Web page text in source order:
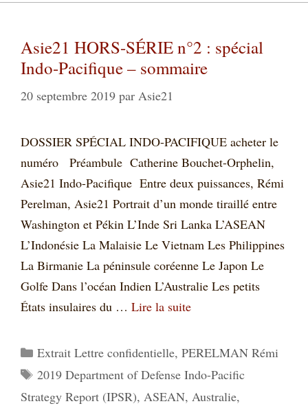
Asie21 HORS-SÉRIE n°2 : spécial
Indo-Pacifique – sommaire
20 septembre 2019 par Asie21
DOSSIER SPÉCIAL INDO-PACIFIQUE acheter le
numéro Préambule Catherine Bouchet-Orphelin,
Asie21 Indo-Pacifique Entre deux puissances, Rémi
Perelman, Asie21 Portrait d’un monde tiraillé entre
Washington et Pékin L’Inde Sri Lanka L’ASEAN
L’Indonésie La Malaisie Le Vietnam Les Philippines
La Birmanie La péninsule coréenne Le Japon Le
Golfe Dans l’océan Indien L’Australie Les petits
États insulaires du … Lire la suite
Catégories
Extrait Lettre confidentielle, PERELMAN Rémi
Étiquettes
2019 Department of Defense Indo-Pacific
Strategy Report (IPSR), ASEAN, Australie,